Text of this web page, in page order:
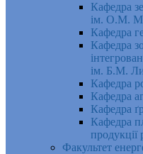
Кафедра
ім. О.М.
Кафедра
Кафедра
ім. Б.М.
Кафедра
Кафедра
Кафедра
Кафедра
Факультет